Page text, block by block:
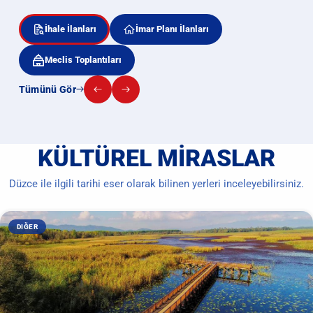
İhale İlanları İmar Planı İlanları
Meclis Toplantıları
Tümünü Gör
KÜLTÜREL MIRASLAR
Düzce ile ilgili tarihi eser olarak bilinen yerleri inceleyebilirsiniz.
DIĞER